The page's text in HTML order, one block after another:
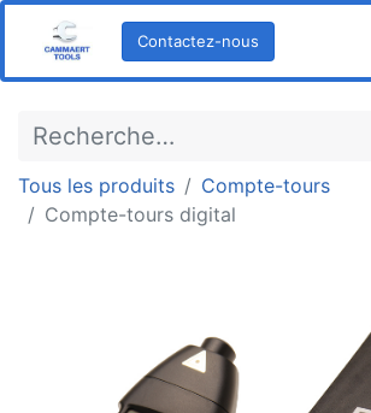
Contactez-nous
Tous les produits
Compte-tours
Compte-tours digital